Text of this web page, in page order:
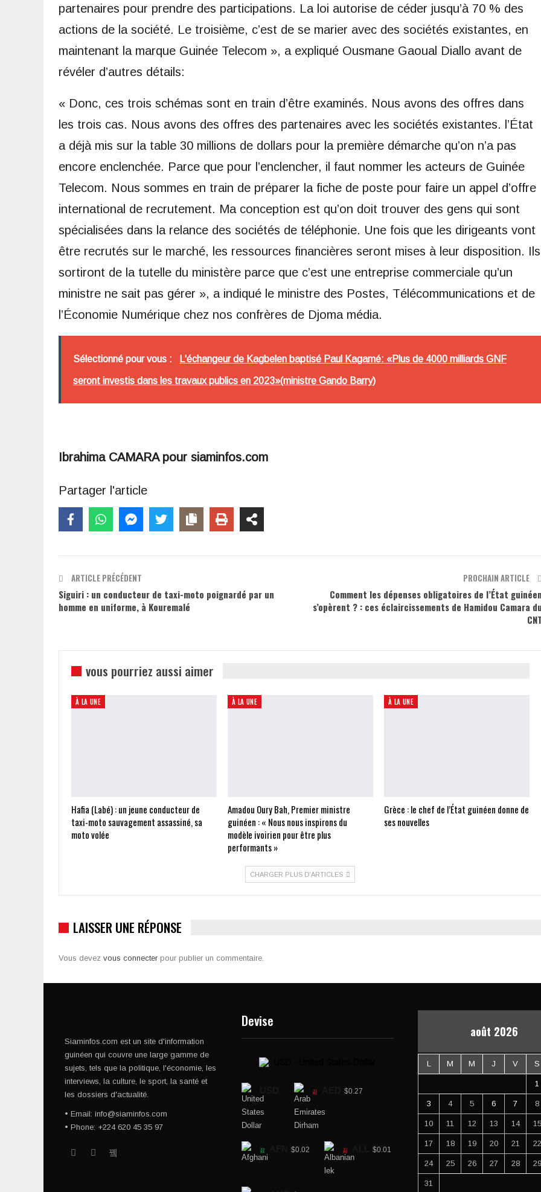
partenaires pour prendre des participations. La loi autorise de céder jusqu’à 70 % des
actions de la société. Le troisième, c’est de se marier avec des sociétés existantes, en
maintenant la marque Guinée Telecom », a expliqué Ousmane Gaoual Diallo avant de
révéler d’autres détails:
« Donc, ces trois schémas sont en train d’être examinés. Nous avons des offres dans
les trois cas. Nous avons des offres des partenaires avec les sociétés existantes. l’État
a déjà mis sur la table 30 millions de dollars pour la première démarche qu’on n’a pas
encore enclenchée. Parce que pour l’enclencher, il faut nommer les acteurs de Guinée
Telecom. Nous sommes en train de préparer la fiche de poste pour faire un appel d’offre
international de recrutement. Ma conception est qu’on doit trouver des gens qui sont
spécialisées dans la relance des sociétés de téléphonie. Une fois que les dirigeants vont
être recrutés sur le marché, les ressources financières seront mises à leur disposition. Ils
sortiront de la tutelle du ministère parce que c’est une entreprise commerciale qu’un
ministre ne sait pas gérer », a indiqué le ministre des Postes, Télécommunications et de
l’Économie Numérique chez nos confrères de Djoma média.
Sélectionné pour vous : L'échangeur de Kagbelen baptisé Paul Kagamé: «Plus de 4000 milliards GNF
seront investis dans les travaux publics en 2023»(ministre Gando Barry)
Ibrahima CAMARA pour siaminfos.com
Partager l'article
ARTICLE PRÉCÉDENT
Siguiri : un conducteur de taxi-moto poignardé par un
homme en uniforme, à Kouremalé
PROCHAIN ARTICLE
Comment les dépenses obligatoires de l’État guinéen
s’opèrent ? : ces éclaircissements de Hamidou Camara du
CNT
vous pourriez aussi aimer
À LA UNE
Hafia (Labé) : un jeune conducteur de
taxi-moto sauvagement assassiné, sa
moto volée
À LA UNE
Amadou Oury Bah, Premier ministre
guinéen : « Nous nous inspirons du
modèle ivoirien pour être plus
performants »
À LA UNE
Grèce : le chef de l’État guinéen donne de
ses nouvelles
CHARGER PLUS D'ARTICLES
LAISSER UNE RÉPONSE
Vous devez vous connecter pour publier un commentaire.
Siaminfos.com est un site d'information
guinéen qui couvre une large gamme de
sujets, tels que la politique, l'économie, les
interviews, la culture, le sport, la santé et
les dossiers d'actualité.
• Email: info@siaminfos.com
• Phone: +224 620 45 35 97
Devise
$0.27
$0.02 $0.01
août 2026
L M M J V S
1
3 4 5 6 7 8
10 11 12 13 14 15
17 18 19 20 21 22
24 25 26 27 28 29
31